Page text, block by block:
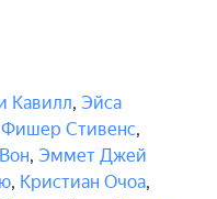
Кавилл, Эйса
Фишер Стивенс,
, Эммет Джей
, Кристиан Очоа,